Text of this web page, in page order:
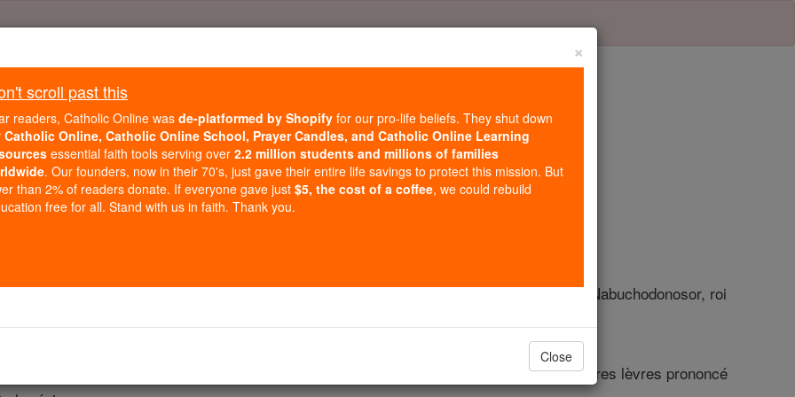
Daily Reading for Thursday, October ...
of the Rosary
Judith - Chapitre 2
le vingt -deuxième jour du premier mois, une rumeur a couru à travers le palais que Nabuchodonosor, roi
et des officiers supérieurs, il a tenu une conférence secrète avec eux, et avec ses propres lèvres prononcé
×
scroll past this
readers, Catholic Online was de-platformed by Shopify for our pro-life beliefs. They shut down
Catholic Online, Catholic Online School, Prayer Candles, and Catholic Online Learning
essential faith tools serving over 2.2 million students and millions of families
. Our founders, now in their 70's, just gave their entire life savings to protect this mission. But
than 2% of readers donate. If everyone gave just $5, the cost of a coffee, we could rebuild
free for all. Stand with us in faith. Thank you.
Close